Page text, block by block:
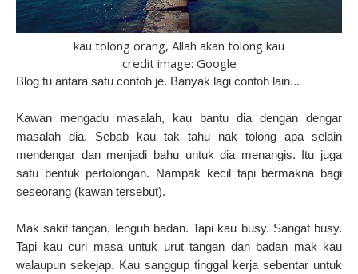
kau tolong orang, Allah akan tolong kau
credit image: Google
Blog tu antara satu contoh je. Banyak lagi contoh lain...
Kawan mengadu masalah, kau bantu dia dengan dengar
masalah dia. Sebab kau tak tahu nak tolong apa selain
mendengar dan menjadi bahu untuk dia menangis. Itu juga
satu bentuk pertolongan. Nampak kecil tapi bermakna bagi
seseorang (kawan tersebut).
Mak sakit tangan, lenguh badan. Tapi kau busy. Sangat busy.
Tapi kau curi masa untuk urut tangan dan badan mak kau
walaupun sekejap. Kau sanggup tinggal kerja sebentar untuk